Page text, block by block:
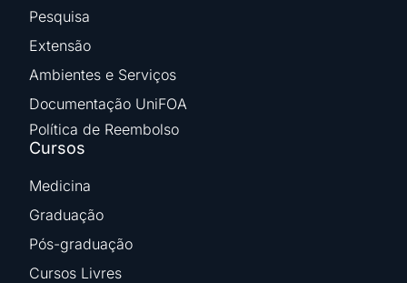
Pesquisa
Extensão
Ambientes e Serviços
Documentação UniFOA
Política de Reembolso
Cursos
Medicina
Graduação
Pós-graduação
Cursos Livres